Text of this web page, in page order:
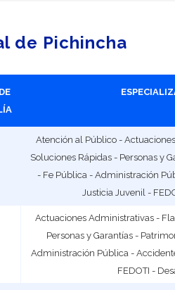
de Pichincha
Atención al Público -
Soluciones Rápidas - Personas y
- Fe Pública - Administración
Justicia Juvenil -
Actuaciones Administrativas -
Personas y Garantías -
Administración Pública -
FEDOTI -